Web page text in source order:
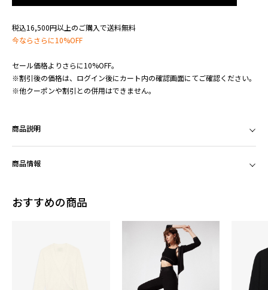
税込16,500円以上のご購入で送料無料
今ならさらに10%OFF
セール価格よりさらに10%OFF。
※割引後の価格は、ログイン後にカート内の確認画面にてご確認ください。
※他クーポンや割引との併用はできません。
商品説明
商品情報
おすすめの商品